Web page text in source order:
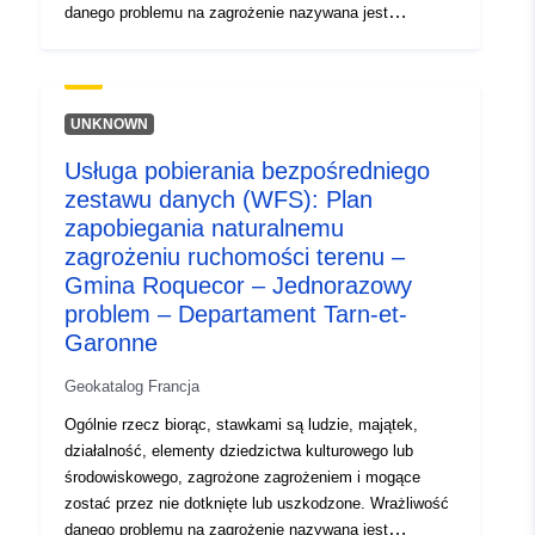
danego problemu na zagrożenie nazywana jest
Kwestia jest przedmiotem datowanym, którego
rozpatrzenie zależy od celu RPP i jego podatności na
rozpatrywana (lub nie) w zależności od rodzaju lub
rodzajów zagrożeń, których dotyczy. Elementy te
stanowią podstawę wiedzy na temat pokrycia terenu
niezbędnego do rozwoju RPP, na obszarze badawczym
lub w jego pobliżu, w czasie analizy zagadnień. Dane
dotyczące kwestii stanowią (wyraźne i niewyczerpujące)
zdjęcie aktywów i osób narażonych na zagrożenia w
momencie opracowywania planu zapobiegania ryzyku.
Dane te nie są aktualizowane po zatwierdzeniu RPP. W
kwestie te oblicza się ponownie za pomocą aktualnych
źródeł danych.
UNKNOWN
Usługa pobierania bezpośredniego
zestawu danych (WFS): Plan
zapobiegania naturalnemu
zagrożeniu ruchomości terenu –
Gmina Roquecor – Jednorazowy
problem – Departament Tarn-et-
Garonne
Geokatalog Francja
Ogólnie rzecz biorąc, stawkami są ludzie, majątek,
działalność, elementy dziedzictwa kulturowego lub
środowiskowego, zagrożone zagrożeniem i mogące
zostać przez nie dotknięte lub uszkodzone. Wrażliwość
danego problemu na zagrożenie nazywana jest